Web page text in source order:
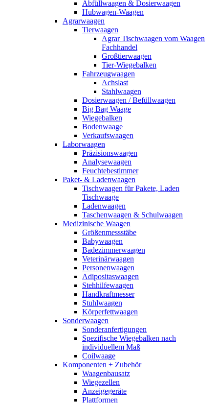
Abfüllwaagen & Dosierwaagen
Hubwagen-Waagen
Agrarwaagen
Tierwaagen
Agrar Tischwaagen vom Waagen
Fachhandel
Großtierwaagen
Tier-Wiegebalken
Fahrzeugwaagen
Achslast
Stahlwaagen
Dosierwaagen / Befüllwaagen
Big Bag Waage
Wiegebalken
Bodenwaage
Verkaufswaagen
Laborwaagen
Präzisionswaagen
Analysewaagen
Feuchtebestimmer
Paket- & Ladenwaagen
Tischwaagen für Pakete, Laden
Tischwaage
Ladenwaagen
Taschenwaagen & Schulwaagen
Medizinische Waagen
Größenmessstäbe
Babywaagen
Badezimmerwaagen
Veterinärwaagen
Personenwaagen
Adipositaswaagen
Stehhilfewaagen
Handkraftmesser
Stuhlwaagen
Körperfettwaagen
Sonderwaagen
Sonderanfertigungen
Spezifische Wiegebalken nach
individuellem Maß
Coilwaage
Komponenten + Zubehör
Waagenbausatz
Wiegezellen
Anzeigegeräte
Plattformen